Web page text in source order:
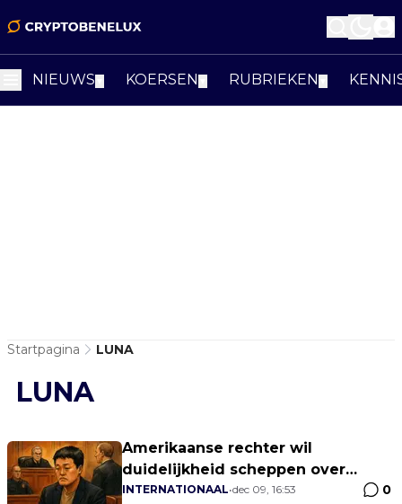
NIEUWS KOERSEN RUBRIEKEN
Startpagina LUNA
LUNA
Amerikaanse rechter wil
duidelijkheid scheppen over
mogelijke straffen voor Do Kwon
INTERNATIONAAL•dec 09, 16:53 0